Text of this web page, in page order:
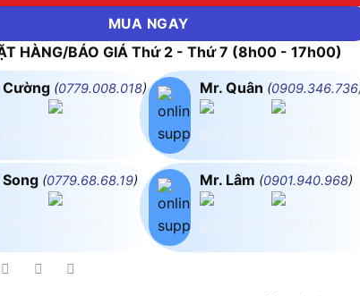
MUA NGAY
HÀNG/BÁO GIÁ Thứ 2 - Thứ 7 (8h00 - 17h00)
Cường (0779.008.018)
Song (0779.68.68.19)
Mr. Quân (0909.346.736
Mr. Lâm (0901.940.968)